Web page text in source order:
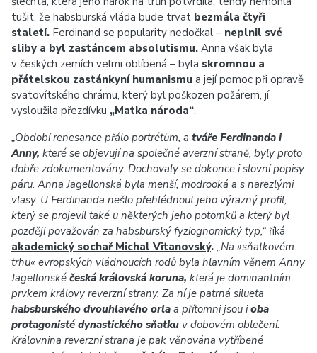
tušit, že habsburská vláda bude trvat bezmála čtyři
staletí. Ferdinand se popularity nedočkal – neplnil své
sliby a byl zastáncem absolutismu. Anna však byla
v českých zemích velmi oblíbená – byla skromnou a
přátelskou zastánkyní humanismu a její pomoc při opravě
svatovítského chrámu, který byl poškozen požárem, jí
vysloužila přezdívku „Matka národa“.
„Období renesance přálo portrétům, a tváře Ferdinanda i
Anny, které se objevují na společné averzní straně, byly proto
dobře zdokumentovány. Dochovaly se dokonce i slovní popisy
páru. Anna Jagellonská byla menší, modrooká a s narezlými
vlasy. U Ferdinanda nešlo přehlédnout jeho výrazný profil,
který se projevil také u některých jeho potomků a který byl
později považován za habsburský fyziognomický typ,“ říká
akademický sochař Michal Vitanovský. „Na »sňatkovém
trhu« evropských vládnoucích rodů byla hlavním věnem Anny
Jagellonské česká královská koruna, která je dominantním
prvkem královy reverzní strany. Za ní je patrná silueta
habsburského dvouhlavého orla a přítomni jsou ioba
protagonisté dynastického sňatku v dobovém oblečení.
Královnina reverzní strana je pak věnována vytříbené